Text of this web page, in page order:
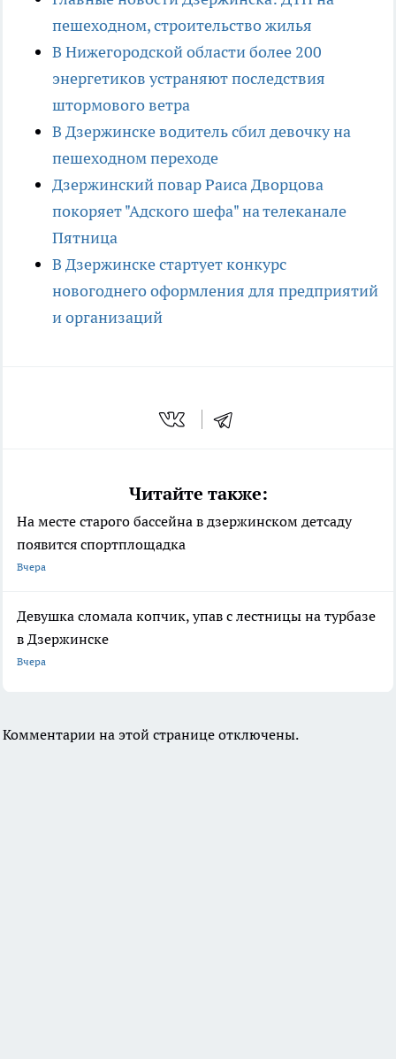
пешеходном, строительство жилья
В Нижегородской области более 200
энергетиков устраняют последствия
штормового ветра
В Дзержинске водитель сбил девочку на
пешеходном переходе
Дзержинский повар Раиса Дворцова
покоряет "Адского шефа" на телеканале
Пятница
В Дзержинске стартует конкурс
новогоднего оформления для предприятий
и организаций
Читайте также:
На месте старого бассейна в дзержинском детсаду
появится спортплощадка
Вчера
Девушка сломала копчик, упав с лестницы на турбазе
в Дзержинске
Вчера
Комментарии на этой странице отключены.